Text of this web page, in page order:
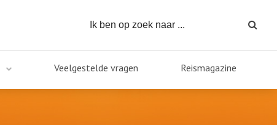
Veelgestelde vragen Reismagazine